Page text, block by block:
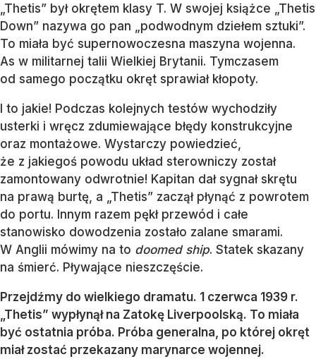
„Thetis” był okrętem klasy T. W swojej książce „Thetis
Down” nazywa go pan „podwodnym dziełem sztuki”.
To miała być supernowoczesna maszyna wojenna.
As w militarnej talii Wielkiej Brytanii. Tymczasem
od samego początku okręt sprawiał kłopoty.
I to jakie! Podczas kolejnych testów wychodziły
usterki i wręcz zdumiewające błędy konstrukcyjne
oraz montażowe. Wystarczy powiedzieć,
że z jakiegoś powodu układ sterowniczy został
zamontowany odwrotnie! Kapitan dał sygnał skrętu
na prawą burtę, a „Thetis” zaczął płynąć z powrotem
do portu. Innym razem pękł przewód i całe
stanowisko dowodzenia zostało zalane smarami.
W Anglii mówimy na to doomed ship. Statek skazany
na śmierć. Pływające nieszczęście.
Przejdźmy do wielkiego dramatu. 1 czerwca 1939 r.
„Thetis” wypłynął na Zatokę Liverpoolską. To miała
być ostatnia próba. Próba generalna, po której okręt
miał zostać przekazany marynarce wojennej.